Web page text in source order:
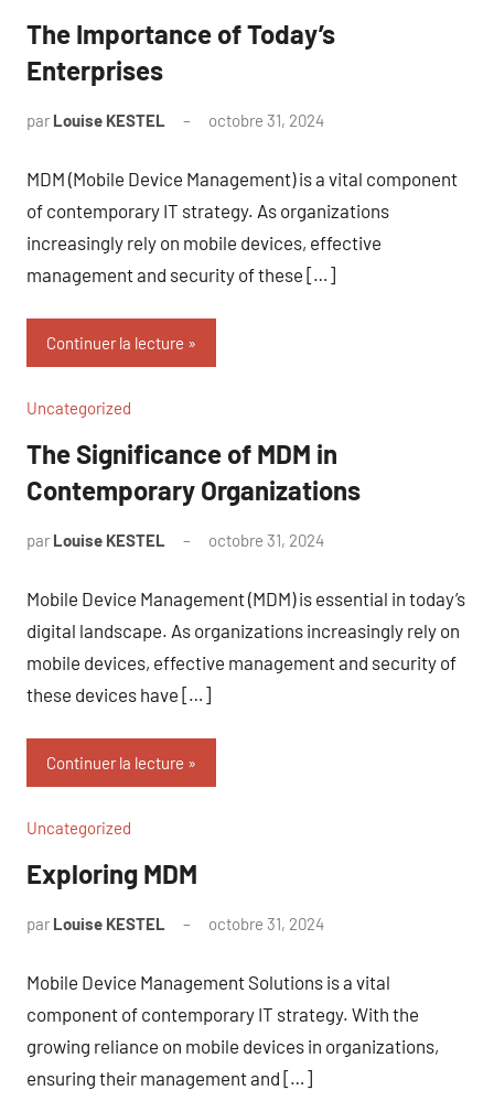
The Importance of Today’s
Enterprises
par Louise KESTEL octobre 31, 2024
MDM (Mobile Device Management) is a vital component
of contemporary IT strategy. As organizations
increasingly rely on mobile devices, effective
management and security of these […]
Continuer la lecture
Uncategorized
The Significance of MDM in
Contemporary Organizations
par Louise KESTEL octobre 31, 2024
Mobile Device Management (MDM) is essential in today’s
digital landscape. As organizations increasingly rely on
mobile devices, effective management and security of
these devices have […]
Continuer la lecture
Uncategorized
Exploring MDM
par Louise KESTEL octobre 31, 2024
Mobile Device Management Solutions is a vital
component of contemporary IT strategy. With the
growing reliance on mobile devices in organizations,
ensuring their management and […]